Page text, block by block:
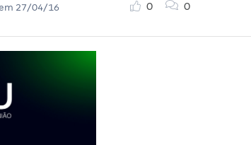
27/04/16
0 0